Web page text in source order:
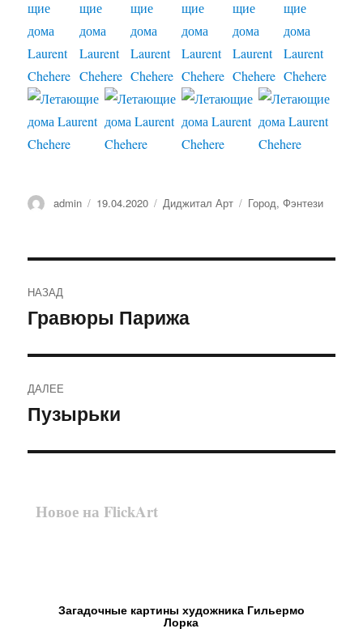
Автор
admin Опубликовано
19.04.2020 Рубрики
Диджитал Арт Метки
Город,Фэнтези
по
НАЗАД
Предыдущая
Гравюры Парижа
ДАЛЕЕ
Следующая
Пузырьки
Новое на FlickArt
Загадочные картины художника Гильермо
Лорка